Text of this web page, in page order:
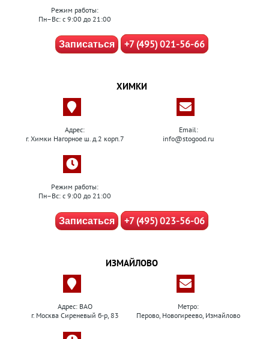
Режим работы:
Пн–Вс: с 9:00 до 21:00
Записаться +7 (495) 021-56-66
ХИМКИ
Адрес:
г. Химки Нагорное ш. д.2 корп.7
Email:
info@stogood.ru
Режим работы:
Пн–Вс: с 9:00 до 21:00
Записаться +7 (495) 023-56-06
ИЗМАЙЛОВО
Адрес: ВАО
г. Москва Сиреневый б-р, 83
Метро:
Перово, Новогиреево, Измайлово